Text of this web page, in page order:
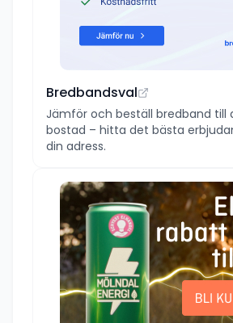
Bredbandsval
Jämför och beställ bredband till
bostad – hitta det bästa
din adress.